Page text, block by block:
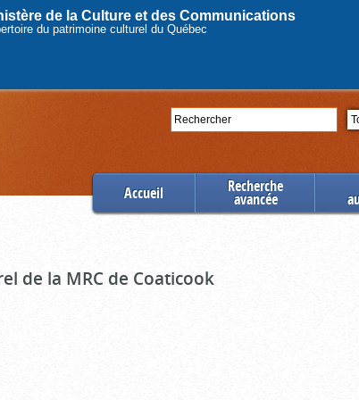
de la Culture et des Communications
du patrimoine culturel du Québec
Rechercher
Accueil Recherche
avancée
de la MRC de Coaticook